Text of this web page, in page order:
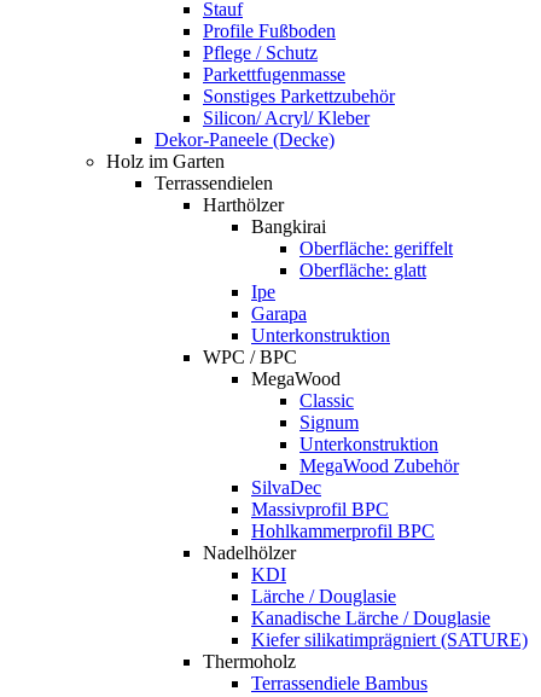
Stauf
Profile Fußboden
Pflege / Schutz
Parkettfugenmasse
Sonstiges Parkettzubehör
Silicon/ Acryl/ Kleber
Dekor-Paneele (Decke)
Holz im Garten
Terrassendielen
Harthölzer
Bangkirai
Oberfläche: geriffelt
Oberfläche: glatt
Ipe
Garapa
Unterkonstruktion
WPC / BPC
MegaWood
Classic
Signum
Unterkonstruktion
MegaWood Zubehör
SilvaDec
Massivprofil BPC
Hohlkammerprofil BPC
Nadelhölzer
KDI
Lärche / Douglasie
Kanadische Lärche / Douglasie
Kiefer silikatimprägniert (SATURE)
Thermoholz
Terrassendiele Bambus